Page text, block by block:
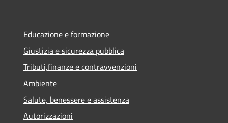
Educazione e formazione
Giustizia e sicurezza pubblica
Tributi,finanze e contravvenzioni
Ambiente
Salute, benessere e assistenza
Autorizzazioni